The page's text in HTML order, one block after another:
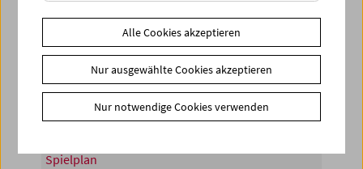
Share on
Spielplan
Alle Cookies akzeptieren
Nur ausgewählte Cookies akzeptieren
Nur notwendige Cookies verwenden